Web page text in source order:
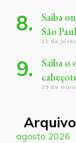
Saiba
São
22 de
Saiba o
29 de
agosto 2026